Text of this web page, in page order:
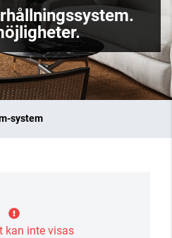
system
kan inte visas